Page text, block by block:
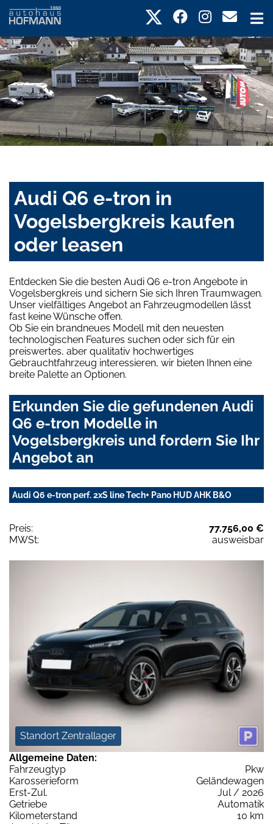
Audi Q6 e-tron in
Vogelsbergkreis kaufen
oder leasen
Entdecken Sie die besten Audi Q6 e-tron Angebote in
Vogelsbergkreis und sichern Sie sich Ihren Traumwagen.
Unser vielfältiges Angebot an Fahrzeugmodellen lässt
fast keine Wünsche offen.
Ob Sie ein brandneues Modell mit den neuesten
technologischen Features suchen oder sich für ein
preiswertes, aber qualitativ hochwertiges
Gebrauchtfahrzeug interessieren, wir bieten Ihnen eine
breite Palette an Optionen.
Erkunden Sie die gefundenen Audi
Q6 e-tron Modelle in
Vogelsbergkreis und fordern Sie Ihr
Angebot an
Audi Q6 e-tron perf. 2xS line Tech+ Pano HUD AHK B&O
Preis:
77.756,00 €
MWSt:
ausweisbar
Standort Zentrallager
Allgemeine Daten:
Fahrzeugtyp
Pkw
Karosserieform
Geländewagen
Erst-Zul.
Jul / 2026
Getriebe
Automatik
Kilometerstand
10 km